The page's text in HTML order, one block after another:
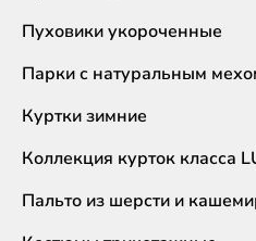
Пуховики укороченные
Парки с натуральным
Куртки зимние
Коллекция курток класса
Пальто из шерсти и